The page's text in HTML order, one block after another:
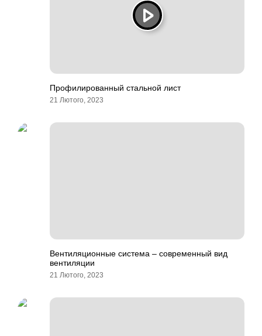
Профилированный стальной лист
21 Лютого, 2023
Вентиляционные система – современный вид
вентиляции
21 Лютого, 2023